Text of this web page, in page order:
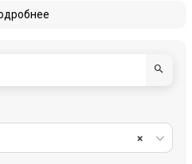
маслоотделитель (сапун)
×